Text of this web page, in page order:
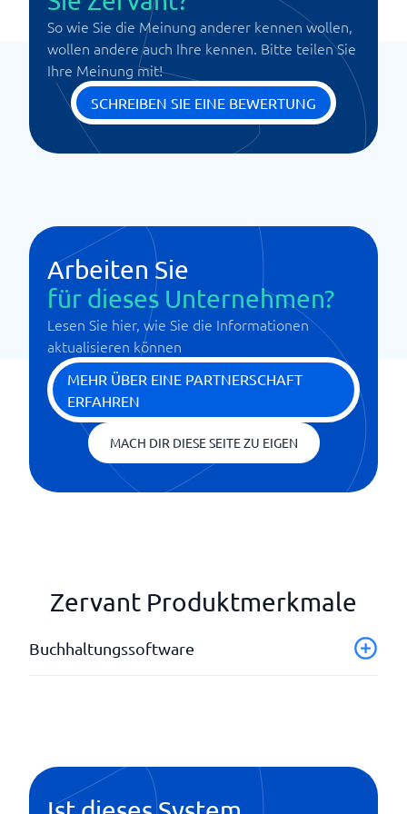
So wie Sie die Meinung anderer kennen wollen,
wollen andere auch Ihre kennen. Bitte teilen Sie
Ihre Meinung mit!
SCHREIBEN SIE EINE BEWERTUNG
Arbeiten Sie
für dieses Unternehmen?
Lesen Sie hier, wie Sie die Informationen
aktualisieren können
MEHR ÜBER EINE PARTNERSCHAFT
ERFAHREN
MACH DIR DIESE SEITE ZU EIGEN
Zervant Produktmerkmale
Buchhaltungssoftware
Jahresabschlüsse und Erklärung
Jahresbericht